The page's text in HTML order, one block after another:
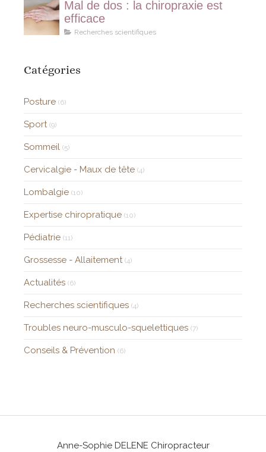
Mal de dos : la chiropraxie est
efficace
Recherches scientifiques
Catégories
Posture (6)
Sport (9)
Sommeil (5)
Cervicalgie - Maux de tête (4)
Lombalgie (10)
Expertise chiropratique (10)
Pédiatrie (11)
Grossesse - Allaitement (4)
Actualités (6)
Recherches scientifiques (4)
Troubles neuro-musculo-squelettiques (7)
Conseils & Prévention (6)
Anne-Sophie DELENE Chiropracteur